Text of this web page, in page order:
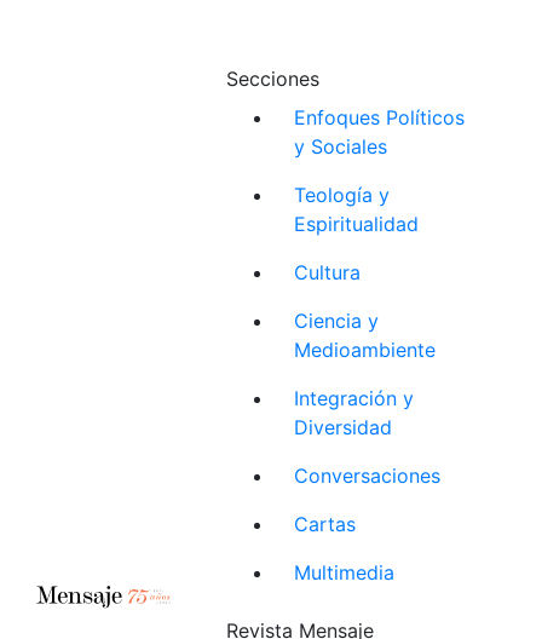
Secciones
Enfoques Políticos
y Sociales
Teología y
Espiritualidad
Cultura
Ciencia y
Medioambiente
Integración y
Diversidad
Conversaciones
Cartas
Multimedia
Revista Mensaje